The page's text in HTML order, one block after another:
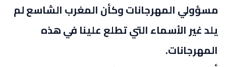
مسؤولي المهرجانات وكأن المغرب الشاسع لم
يلد غير الأسماء التي تطلع علينا في هذه
المهرجانات.